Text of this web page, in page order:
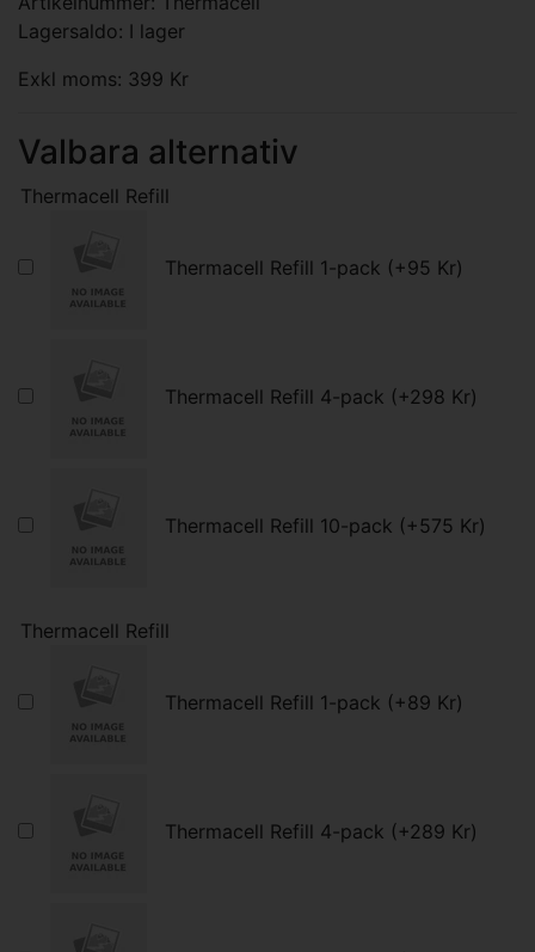
Lagersaldo: I lager
Exkl moms: 399 Kr
Valbara alternativ
Thermacell Refill
Thermacell Refill 1-pack (+95 Kr)
Thermacell Refill 4-pack (+298 Kr)
Thermacell Refill 10-pack (+575 Kr)
Thermacell Refill
Thermacell Refill 1-pack (+89 Kr)
Thermacell Refill 4-pack (+289 Kr)